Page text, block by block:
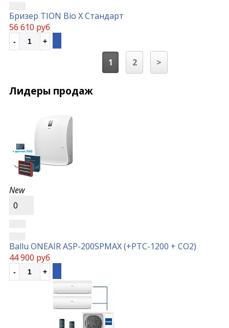
Бризер TION Bio X Стандарт
56 610 руб
1 2 >
Лидеры продаж
New
0
Ballu ONEAIR ASP-200SPMAX (+РТС-1200 + СО2)
44 900 руб